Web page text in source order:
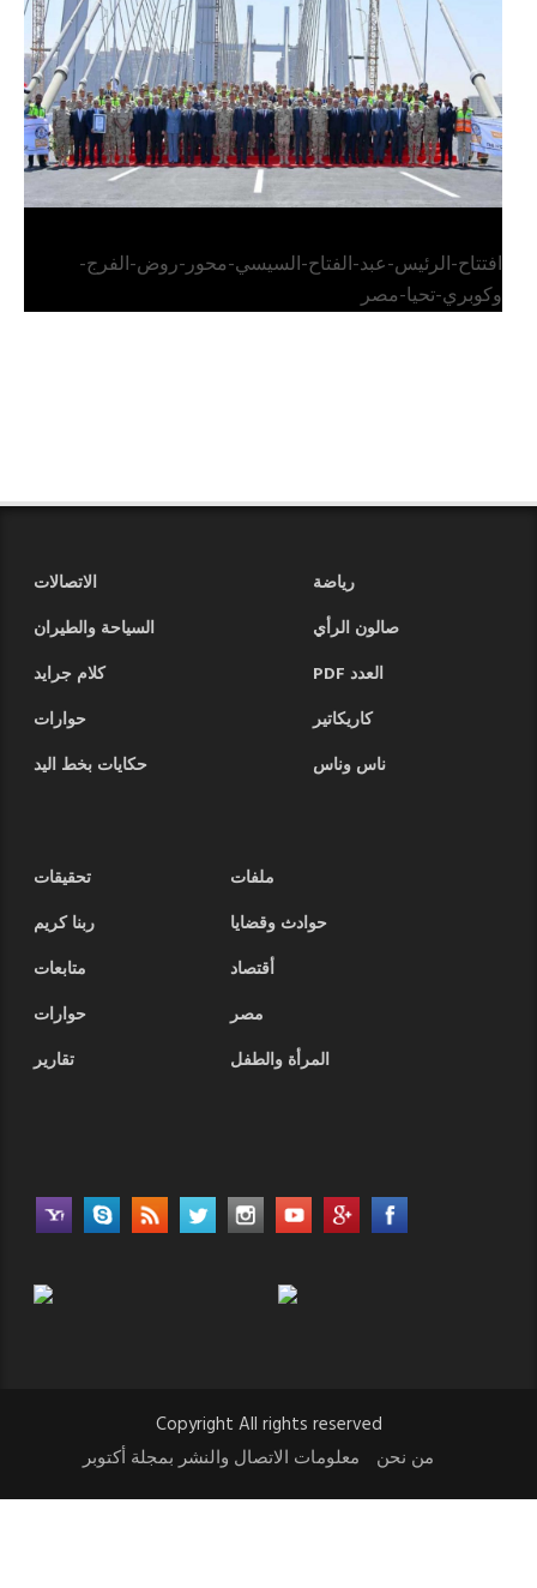
وكوبري تحيا مصر
افتتاح-الرئيس-عبد-الفتاح-السيسي-محور-روض-الفرج-
وكوبري-تحيا-مصر
رياضة
الاتصالات
صالون الرأي
السياحة والطيران
العدد PDF
كلام جرايد
كاريكاتير
حوارات
ناس وناس
حكايات بخط اليد
ملفات
تحقيقات
حوادث وقضايا
ربنا كريم
أقتصاد
متابعات
مصر
حوارات
المرأة والطفل
تقارير
Copyright All rights reserved
من نحن
معلومات الاتصال والنشر بمجلة أكتوبر